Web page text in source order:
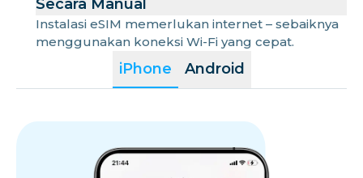
iPhone Android
Secara Manual
Instalasi eSIM memerlukan internet – sebaiknya
menggunakan koneksi Wi-Fi yang cepat.